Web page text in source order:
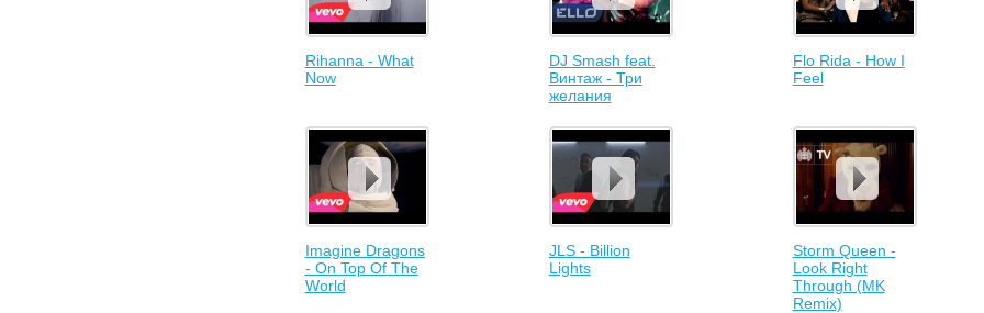
Rihanna - What
Now
DJ Smash feat.
Винтаж - Три
желания
Flo Rida - How I
Feel
Imagine Dragons
- On Top Of The
World
JLS - Billion
Lights
Storm Queen -
Look Right
Through (MK
Remix)